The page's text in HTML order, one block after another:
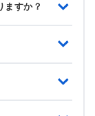
ますか？